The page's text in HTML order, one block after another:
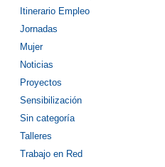
Itinerario Empleo
Jornadas
Mujer
Noticias
Proyectos
Sensibilización
Sin categoría
Talleres
Trabajo en Red